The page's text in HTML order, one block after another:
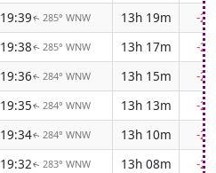
19:39↑ 285° WNW 13h 19m
-
19:38↑ 285° WNW 13h 17m
-
19:36↑ 284° WNW 13h 15m
-
19:35↑ 284° WNW 13h 13m
-
19:34↑ 284° WNW 13h 10m
-
19:32↑ 283° WNW 13h 08m
-